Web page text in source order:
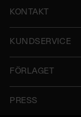
KONTAKT
P.O. Box 2052
Besöksadress:
KUNDSERVICE
Användarvillkor
FÖRLAGET
PRESS